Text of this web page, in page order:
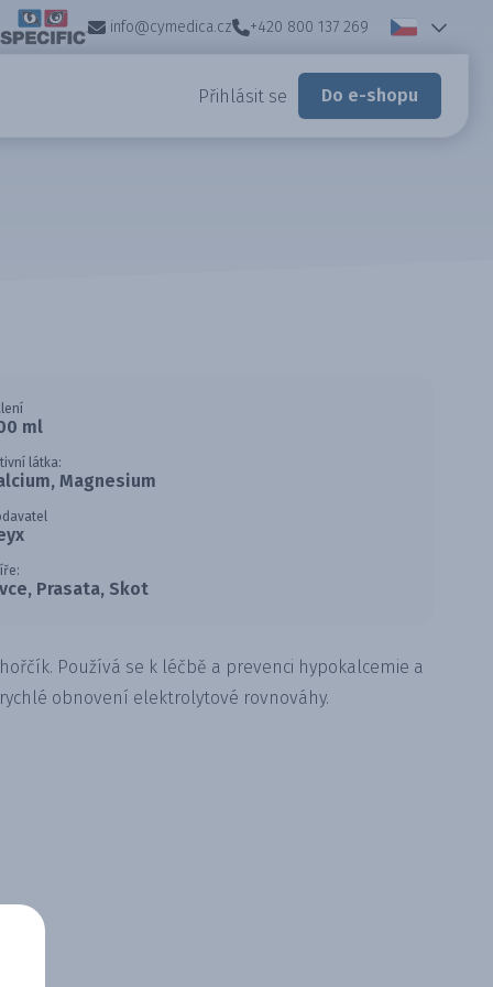
info@cymedica.cz +420 800 137 269
Přihlásit se Do e-shopu
ml
látka:
Magnesium
Prasata, Skot
Používá se k léčbě a prevenci hypokalcemie a
obnovení elektrolytové rovnováhy.